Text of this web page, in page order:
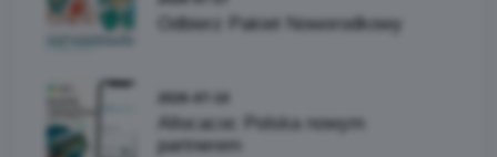
Odbierz Pakiet Noworodkowy
Allocacoc Polska nowym
partnerem